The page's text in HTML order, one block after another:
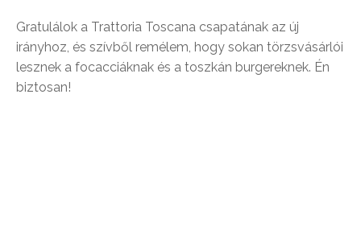
Gratulálok a Trattoria Toscana csapatának az új
irányhoz, és szívből remélem, hogy sokan törzsvásárlói
lesznek a focacciáknak és a toszkán burgereknek. Én
biztosan!